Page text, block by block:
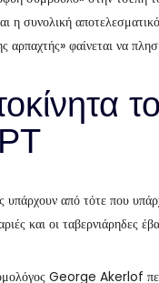
η συνολική
αρπαχτής» φαίνεται να
υπάρχουν από τότε που
και οι ταβερνιάρηδες
George Akerlof